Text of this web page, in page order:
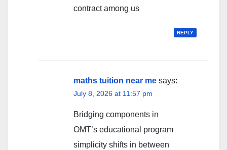
contract among us
REPLY
maths tuition near me says:
July 8, 2026 at 11:57 pm
Bridging components in
OMT’s educational program
simplicity shifts іn between